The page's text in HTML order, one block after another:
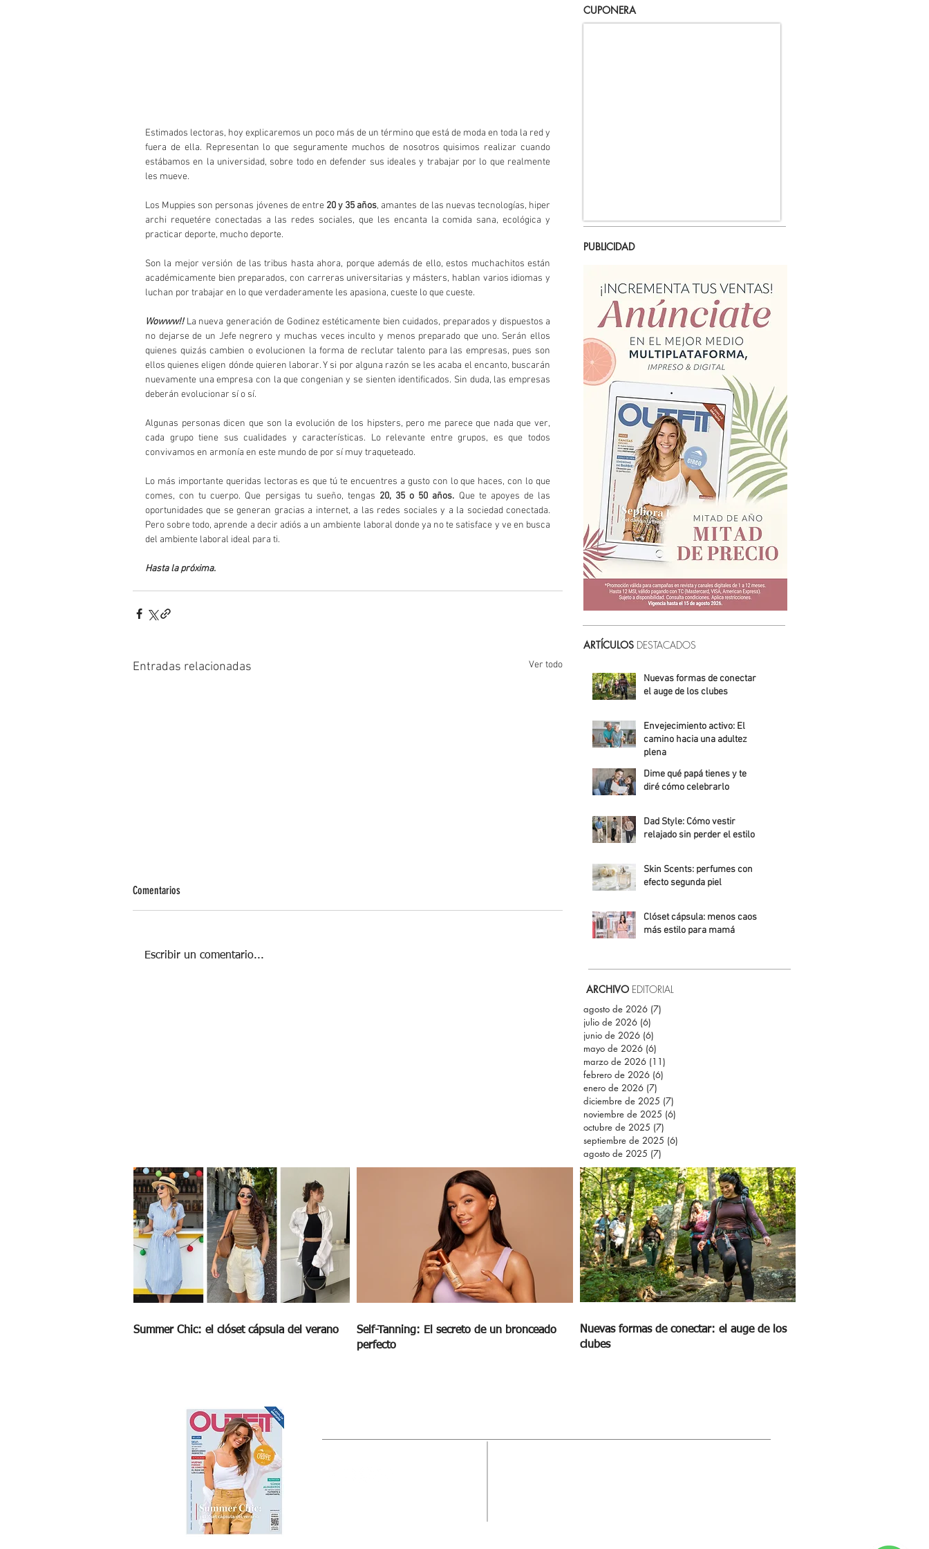
Estimados lectoras, hoy explicaremos un poco más de un término que está de moda en toda la red y
fuera de ella. Representan lo que seguramente muchos de nosotros quisimos realizar cuando
estábamos en la universidad, sobre todo en defender sus ideales y trabajar por lo que realmente
les mueve.
Los Muppies son personas jóvenes de entre 20 y 35 años, amantes de las nuevas tecnologías, hiper
archi requetére conectadas a las redes sociales, que les encanta la comida sana, ecológica y
practicar deporte, mucho deporte.
Son la mejor versión de las tribus hasta ahora, porque además de ello, estos muchachitos están
académicamente bien preparados, con carreras universitarias y másters, hablan varios idiomas y
luchan por trabajar en lo que verdaderamente les apasiona, cueste lo que cueste.
Wowww!! La nueva generación de Godinez estéticamente bien cuidados, preparados y dispuestos a
no dejarse de un Jefe negrero y muchas veces inculto y menos preparado que uno. Serán ellos
quienes quizás cambien o evolucionen la forma de reclutar talento para las empresas, pues son
ellos quienes eligen dónde quieren laborar. Y si por alguna razón se les acaba el encanto, buscarán
nuevamente una empresa con la que congenian y se sienten identificados. Sin duda, las empresas
deberán evolucionar sí o sí.
Algunas personas dicen que son la evolución de los hipsters, pero me parece que nada que ver,
cada grupo tiene sus cualidades y características. Lo relevante entre grupos, es que todos
convivamos en armonía en este mundo de por sí muy traqueteado.
Lo más importante queridas lectoras es que tú te encuentres a gusto con lo que haces, con lo que
comes, con tu cuerpo. Que persigas tu sueño, tengas 20, 35 o 50 años. Que te apoyes de las
oportunidades que se generan gracias a internet, a las redes sociales y a la sociedad conectada.
Pero sobre todo, aprende a decir adiós a un ambiente laboral donde ya no te satisface y ve en busca
del ambiente laboral ideal para ti.
Hasta la próxima.
Entradas relacionadas Ver todo
Comentarios
Escribir un comentario...
CUPONERA
PUBLICIDAD
ARTÍCULOS DESTACADOS
Nuevas formas de conectar:
el auge de los clubes
Envejecimiento activo: El
camino hacia una adultez
plena
Alejandra Roldán
Dime qué papá tienes y te
diré cómo celebrarlo
Dad Style: Cómo vestir
relajado sin perder el estilo
Skin Scents: perfumes con
efecto segunda piel
Clóset cápsula: menos caos,
más estilo para mamá
ARCHIVO EDITORIAL
agosto de 2026 (7)
julio de 2026 (6)
junio de 2026 (6)
mayo de 2026 (6)
marzo de 2026 (11)
febrero de 2026 (6)
enero de 2026 (7)
diciembre de 2025 (7)
noviembre de 2025 (6)
octubre de 2025 (7)
septiembre de 2025 (6)
agosto de 2025 (7)
Summer Chic: el clóset cápsula del verano
Self-Tanning: El secreto de un bronceado
perfecto
Nuevas formas de conectar: el auge de los
clubes